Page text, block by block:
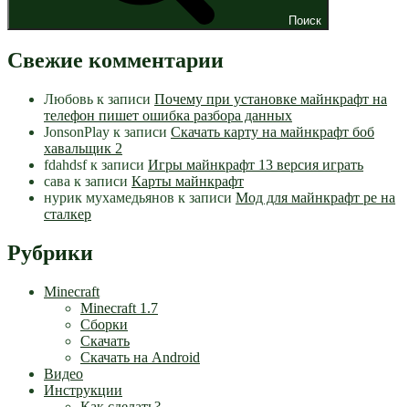
Поиск
Свежие комментарии
Любовь к записи Почему при установке майнкрафт на
телефон пишет ошибка разбора данных
JonsonPlay к записи Скачать карту на майнкрафт боб
хавальщик 2
fdahdsfк записи Игры майнкрафт 13 версия играть
сава к записи Карты майнкрафт
нурик мухамедьянов к записи Мод для майнкрафт pe на
сталкер
Рубрики
Minecraft
Minecraft 1.7
Сборки
Скачать
Скачать на Android
Видео
Инструкции